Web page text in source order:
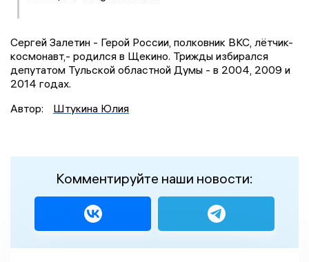
Сергей Залетин - Герой России, полковник ВКС, лётчик-
космонавт,- родился в Щекино. Трижды избирался
депутатом Тульской областной Думы - в 2004, 2009 и
2014 годах.
Автор:
Штукина Юлия
Комментируйте наши новости: